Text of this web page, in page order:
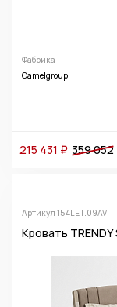
Фабрика
Camelgroup
215 431 ₽ 359 052
Артикул 154LET.09AV
Кровать TRENDY